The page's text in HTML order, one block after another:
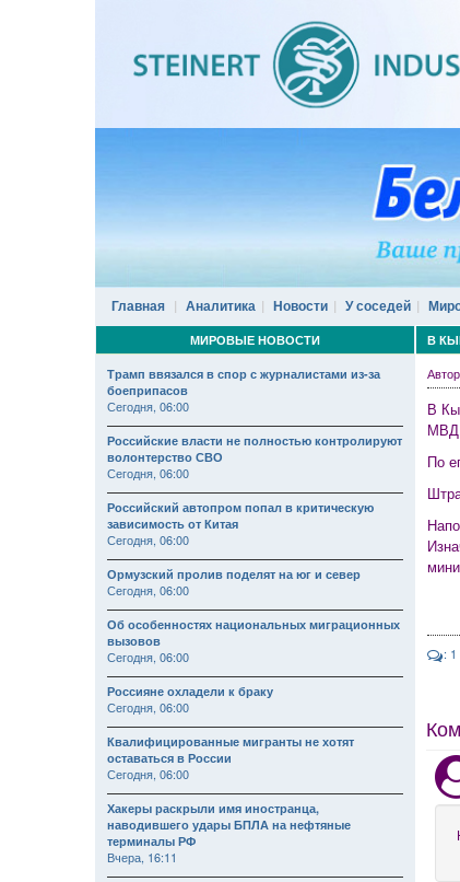
Главная Аналитика Новости У соседей
В
В
По
: 1
МИРОВЫЕ НОВОСТИ
Трамп ввязался в спор с журналистами из-за
боеприпасов
Сегодня, 06:00
Российские власти не полностью контролируют
волонтерство СВО
Сегодня, 06:00
Российский автопром попал в критическую
зависимость от Китая
Сегодня, 06:00
Ормузский пролив поделят на юг и север
Сегодня, 06:00
Об особенностях национальных миграционных
вызовов
Сегодня, 06:00
Россияне охладели к браку
Сегодня, 06:00
Квалифицированные мигранты не хотят
оставаться в России
Сегодня, 06:00
Хакеры раскрыли имя иностранца,
наводившего удары БПЛА на нефтяные
терминалы РФ
Вчера, 16:11